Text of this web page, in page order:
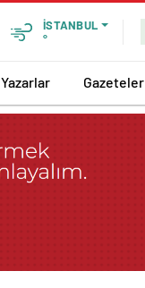
İSTANBUL
°
Yazarlar Gazeteler